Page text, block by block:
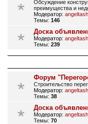
Обсуждение
преимущества и
Модератор: angeltash
Темы: 146
Доска
Модератор: angeltash
Темы: 239
Форум
Строительство
Модератор: angeltash
Темы: 38
Доска
Модератор: angeltash
Темы: 70